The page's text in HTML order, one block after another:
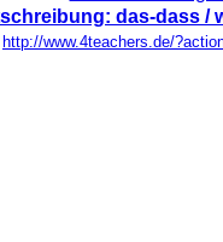
das-dass /
http://www.4teachers.de/